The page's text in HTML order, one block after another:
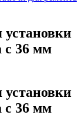
с 36 мм
с 36 мм